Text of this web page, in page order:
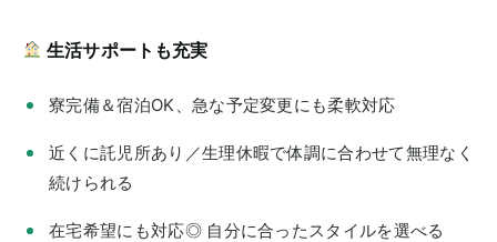
生活サポートも充実
寮完備＆宿泊OK、急な予定変更にも柔軟対応
近くに託児所あり／生理休暇で体調に合わせて無理なく
続けられる
在宅希望にも対応◎ 自分に合ったスタイルを選べる